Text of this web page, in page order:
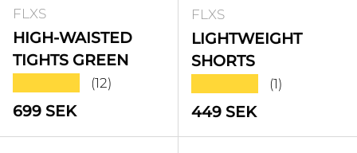
FLXS
HIGH-WAISTED
TIGHTS GREEN
(12)
Standardpris
699 SEK
FLXS
LIGHTWEIGHT
SHORTS
(1)
Standardpris
449 SEK